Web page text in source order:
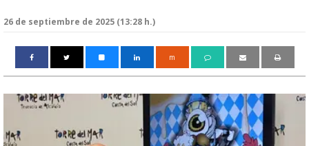
26 de septiembre de 2025 (13:28 h.)
m